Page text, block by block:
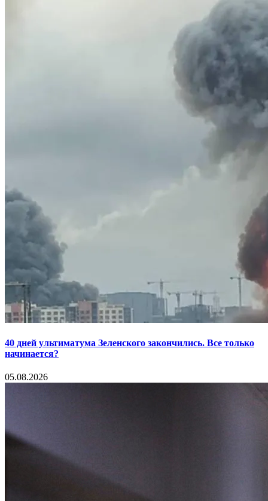
40 дней ультиматума Зеленского закончились. Все только
начинается?
05.08.2026